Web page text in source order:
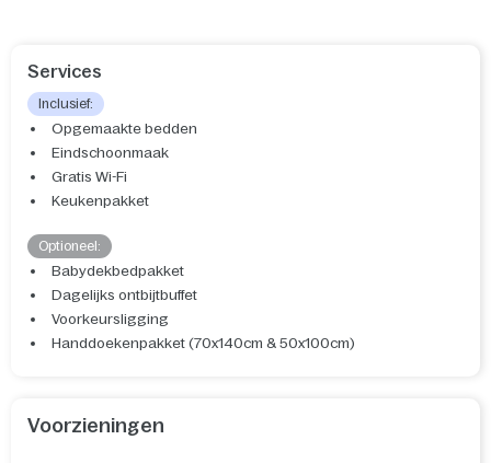
Services
Inclusief:
Opgemaakte bedden
Eindschoonmaak
Gratis Wi-Fi
Keukenpakket
Optioneel:
Babydekbedpakket
Dagelijks ontbijtbuffet
Voorkeursligging
Handdoekenpakket (70x140cm & 50x100cm)
Voorzieningen